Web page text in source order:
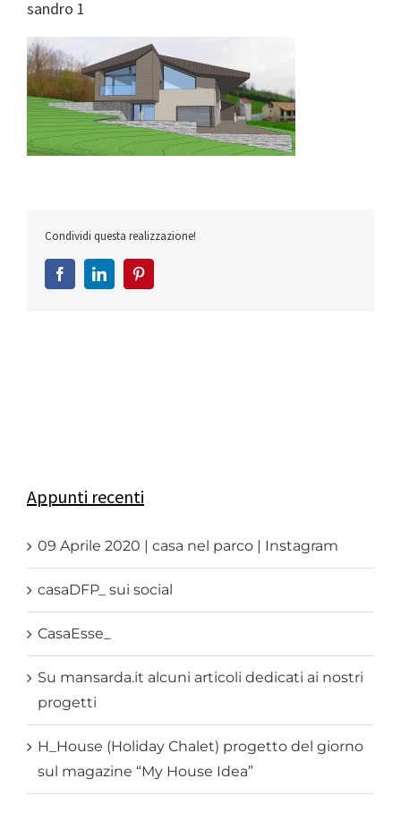
sandro 1
Condividi questa realizzazione!
FacebookLinkedIn
Appunti recenti
09 Aprile 2020 | casa nel parco | Instagram
casaDFP_ sui social
CasaEsse_
Su mansarda.it alcuni articoli dedicati ai nostri
progetti
H_House (Holiday Chalet) progetto del giorno
sul magazine “My House Idea”